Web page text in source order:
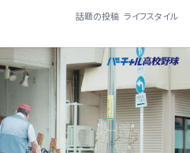
話題の投稿 ライフスタイル